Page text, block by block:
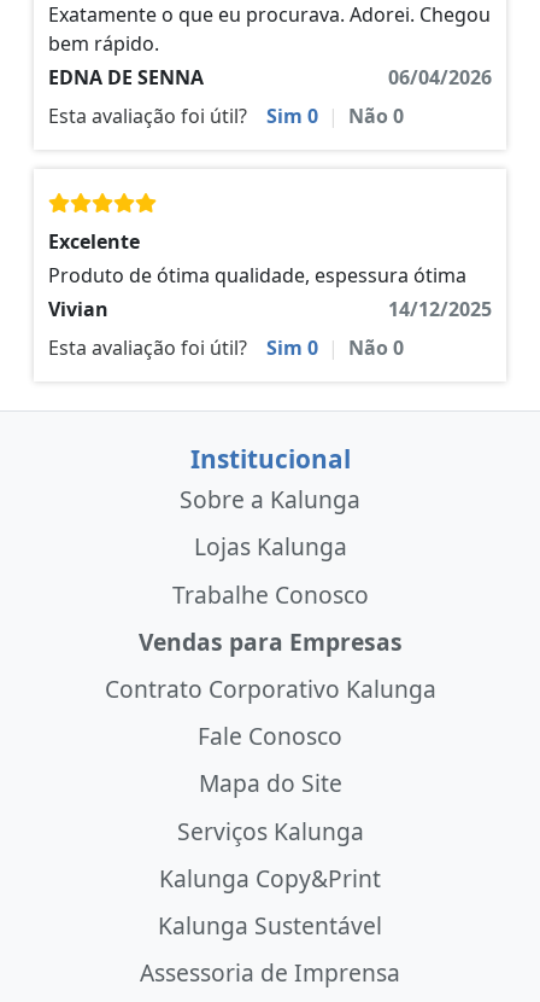
Exatamente o que eu procurava. Adorei. Chegou
bem rápido.
EDNA DE SENNA
06/04/2026
Esta avaliação foi útil?
Sim 0 | Não0
Excelente
Produto de ótima qualidade, espessura ótima
Vivian
14/12/2025
Esta avaliação foi útil?
Sim 0 | Não0
Institucional
Sobre a Kalunga
Lojas Kalunga
Trabalhe Conosco
Vendas para Empresas
Contrato Corporativo Kalunga
Fale Conosco
Mapa do Site
Serviços Kalunga
Kalunga Copy&Print
Kalunga Sustentável
Assessoria de Imprensa